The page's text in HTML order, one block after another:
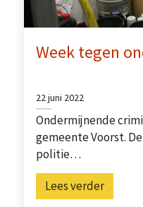
Week tegen
22 juni 2022
Ondermijnende
gemeente Voorst.
politie…
Lees verder